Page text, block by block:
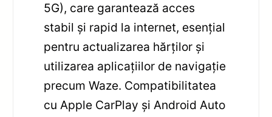
5G), care garantează acces
stabil și rapid la internet, esențial
pentru actualizarea hărților și
utilizarea aplicațiilor de navigație
precum Waze. Compatibilitatea
cu Apple CarPlay și Android Auto